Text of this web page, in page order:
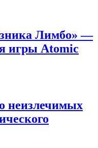
Лимбо» —
игры Atomic
неизлечимых